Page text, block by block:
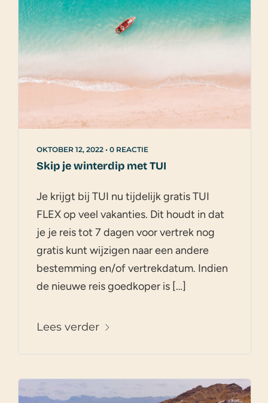
OKTOBER 12, 2022 • 0 REACTIE
Skip je winterdip met TUI
Je krijgt bij TUI nu tijdelijk gratis TUI
FLEX op veel vakanties. Dit houdt in dat
je je reis tot 7 dagen voor vertrek nog
gratis kunt wijzigen naar een andere
bestemming en/of vertrekdatum. Indien
de nieuwe reis goedkoper is […]
Lees verder